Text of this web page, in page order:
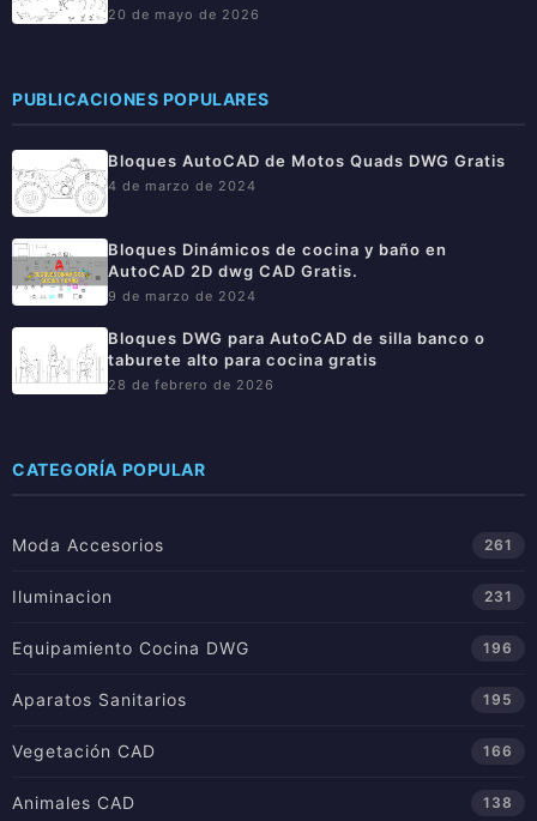
20 de mayo de 2026
PUBLICACIONES POPULARES
Bloques AutoCAD de Motos Quads DWG Gratis
4 de marzo de 2024
Bloques Dinámicos de cocina y baño en
AutoCAD 2D dwg CAD Gratis.
9 de marzo de 2024
Bloques DWG para AutoCAD de silla banco o
taburete alto para cocina gratis
28 de febrero de 2026
CATEGORÍA POPULAR
Moda Accesorios 261
Iluminacion 231
Equipamiento Cocina DWG 196
Aparatos Sanitarios 195
Vegetación CAD 166
Animales CAD 138